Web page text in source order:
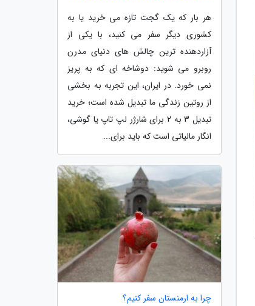
هر بار که یک گجت تازه می خرید یا به
کشوری دیگر سفر می کنید، با یکی از
آزاردهنده ترین چالش های دنیای مدرن
روبرو می شوید: دوشاخه ای که به پریز
نمی خورد. در ایران، این تجربه به بخشی
از روتین زندگی ما تبدیل شده است؛ خرید
تبدیل 3 به 2 برای شارژر لپ تاپ یا گوشی،
انگار مالیاتی است که باید برای...
چرا به ارمنستان سفر کنیم؟